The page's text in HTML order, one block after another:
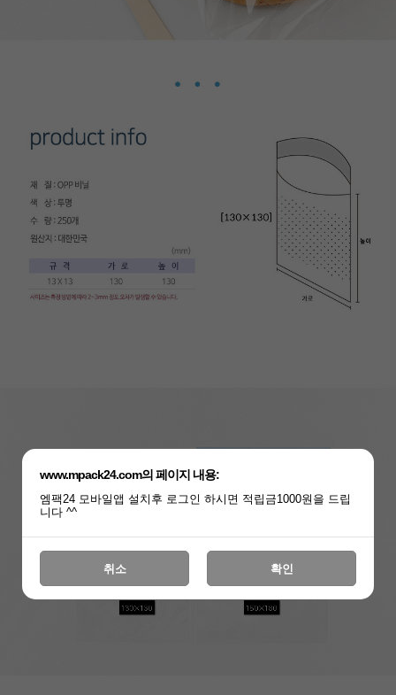
www.mpack24.com의 페이지 내용:
엠팩24 모바일앱 설치후 로그인 하시면 적립금1000원을 드립
니다 ^^
취소 확인